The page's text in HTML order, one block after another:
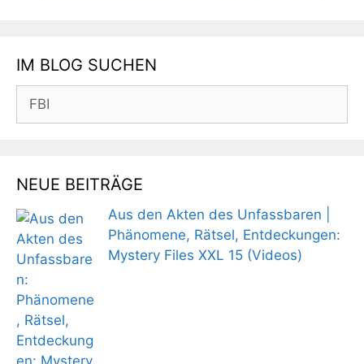
IM BLOG SUCHEN
Suchen
NEUE BEITRÄGE
Aus den Akten des Unfassbaren |
Phänomene, Rätsel, Entdeckungen:
Mystery Files XXL 15 (Videos)